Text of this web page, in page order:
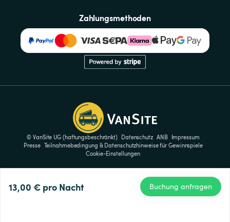
13,00 € pro Nacht Buchung anfragen
Zahlungsmethoden
© VanSite UG (haftungsbeschränkt) Datenschutz ANB
Impressum
Presse Teilnahmebedingung & Datenschutzhinweise für Gewinnspiele
Cookie-Einstellungen